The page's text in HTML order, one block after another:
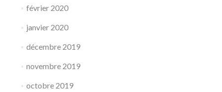
février 2020
janvier 2020
décembre 2019
novembre 2019
octobre 2019